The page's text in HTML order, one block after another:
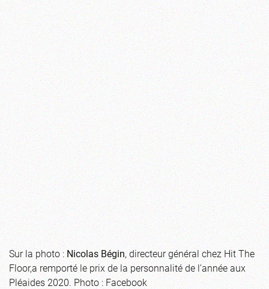
Sur la photo :Nicolas Bégin, directeur général chez Hit The
Floor,a remporté le prix de la personnalité de l’année aux
Pléaides 2020. Photo : Facebook